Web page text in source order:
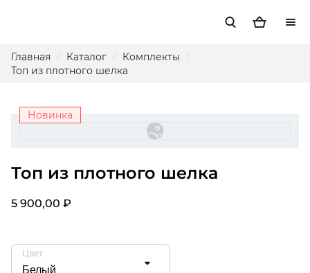
Главная / Каталог / Комплекты /
Топ из плотного шелка
Новинка
Топ из плотного шелка
5 900,00 ₽
Цвет